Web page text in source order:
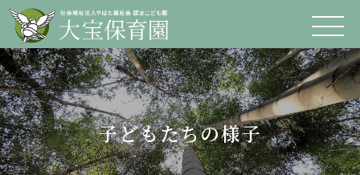
子どもたちの様子